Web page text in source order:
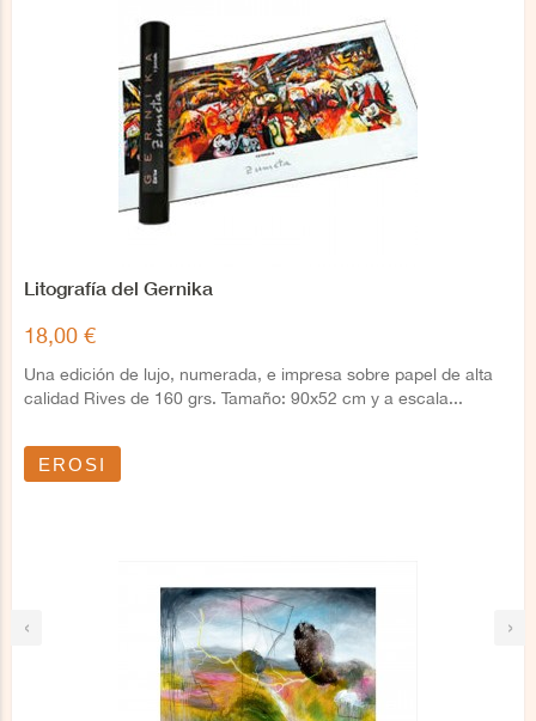
‹ ›
Litografía del Gernika
18,00 €
Una edición de lujo, numerada, e impresa sobre papel de alta
calidad Rives de 160 grs. Tamaño: 90x52 cm y a escala...
EROSI